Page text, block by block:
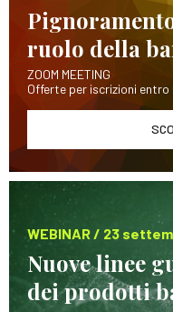
ruolo della
ZOOM MEETING
Offerte per iscrizioni
WEBINAR / 23
Nuove linee
dei prodotti